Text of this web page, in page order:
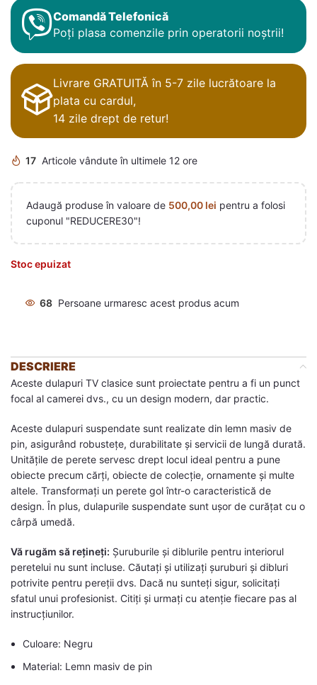
Comandă Telefonică
Poți plasa comenzile prin operatorii noștrii!
Livrare GRATUITĂ în 5-7 zile lucrătoare la
plata cu cardul,
14 zile drept de retur!
17 Articole vândute în ultimele 12 ore
Adaugă produse în valoare de 500,00 lei pentru a folosi
cuponul "REDUCERE30"!
Stoc epuizat
68 Persoane urmaresc acest produs acum
DESCRIERE
Aceste dulapuri TV clasice sunt proiectate pentru a fi un punct
focal al camerei dvs., cu un design modern, dar practic.
Aceste dulapuri suspendate sunt realizate din lemn masiv de
pin, asigurând robustețe, durabilitate și servicii de lungă durată.
Unitățile de perete servesc drept locul ideal pentru a pune
obiecte precum cărți, obiecte de colecție, ornamente și multe
altele. Transformaţi un perete gol într-o caracteristică de
design. În plus, dulapurile suspendate sunt ușor de curățat cu o
cârpă umedă.
Vă rugăm să rețineți: Şuruburile și diblurile pentru interiorul
peretelui nu sunt incluse. Căutați și utilizați șuruburi și dibluri
potrivite pentru pereții dvs. Dacă nu sunteți sigur, solicitați
sfatul unui profesionist. Citiți și urmați cu atenție fiecare pas al
instrucțiunilor.
Culoare: Negru
Material: Lemn masiv de pin